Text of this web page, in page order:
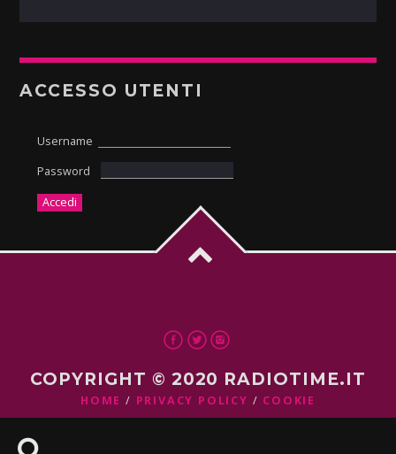
ACCESSO UTENTI
Username
Password
COPYRIGHT © 2020 RADIOTIME.IT
HOME PRIVACY POLICY COOKIE